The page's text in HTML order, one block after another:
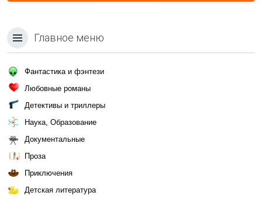
Главное меню
Фантастика и фэнтези
Любовные романы
Детективы и триллеры
Наука, Образование
Документальные
Проза
Приключения
Детская литература